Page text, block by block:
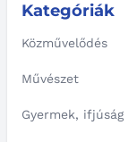
Kategóriák
Közművelődés
Művészet
Gyermek, ifjúság